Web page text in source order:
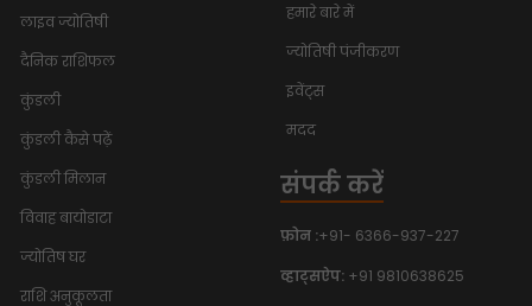
लाइव ज्योतिषी
दैनिक राशिफल
कुंडली
कुंडली कैसे पढ़ें
कुंडली मिलान
विवाह बायोडाटा
ज्योतिष घर
राशि अनुकूलता
हमारे बारे में
ज्योतिषी पंजीकरण
इवेंट्स
मदद
संपर्क करें
फ़ोन :+91- 6366-937-227
व्हाट्सऐप: +91 9810638625